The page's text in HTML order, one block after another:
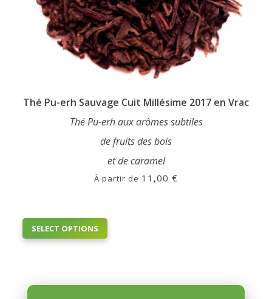
Thé Pu-erh Sauvage Cuit Millésime 2017 en Vrac
Thé Pu-erh aux arômes subtiles
de fruits des bois
et de caramel
À partir de 11,00 €
SELECT OPTIONS
This
The